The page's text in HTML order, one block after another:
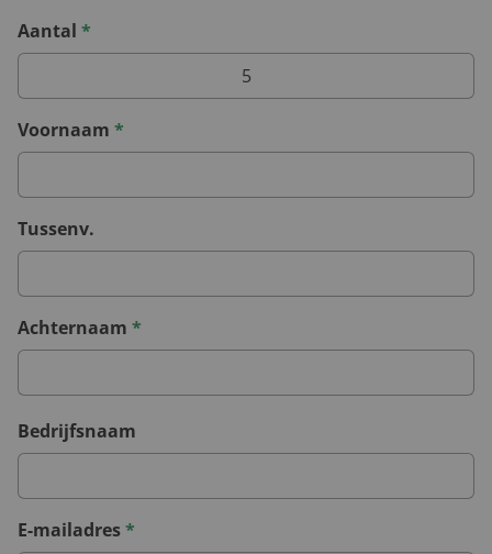
Aantal *
Voornaam *
Tussenv.
Achternaam *
Bedrijfsnaam
E-mailadres*